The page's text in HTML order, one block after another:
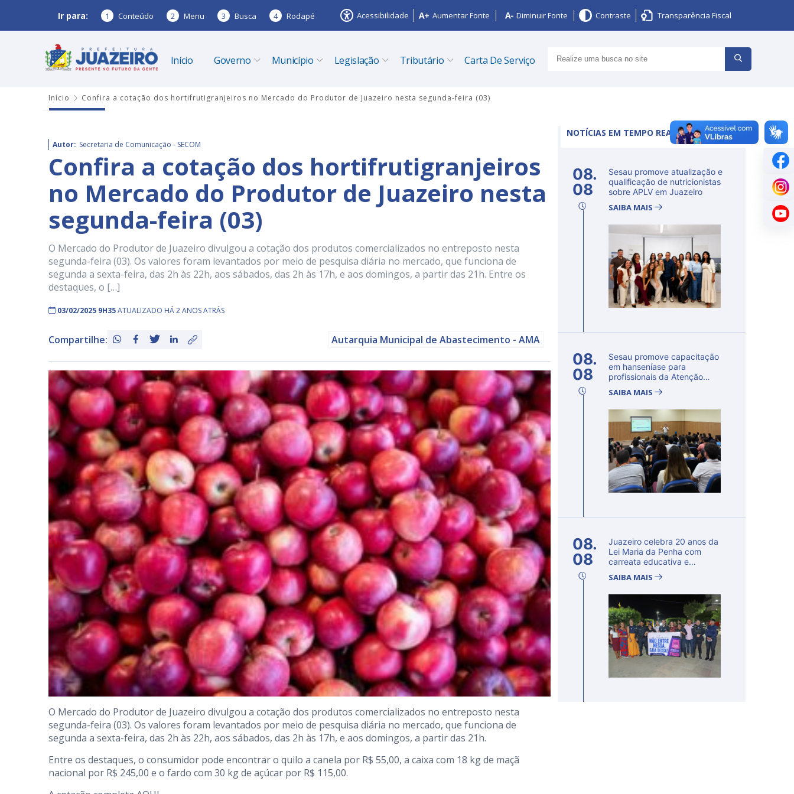
Ir para: 1 Conteúdo 2 Menu 3 Busca 4 Rodapé Acessibilidade Aumentar Fonte Diminuir Fonte Contraste Transparência Fiscal
Início Governo Município Legislação Tributário Carta De Serviço
Início Confira a cotação dos hortifrutigranjeiros no Mercado do Produtor de Juazeiro nesta segunda-feira (03)
Autor: Secretaria de Comunicação - SECOM
Confira a cotação dos hortifrutigranjeiros
no Mercado do Produtor de Juazeiro nesta
segunda-feira (03)
O Mercado do Produtor de Juazeiro divulgou a cotação dos produtos comercializados no entreposto nesta
segunda-feira (03). Os valores foram levantados por meio de pesquisa diária no mercado, que funciona de
segunda a sexta-feira, das 2h às 22h, aos sábados, das 2h às 17h, e aos domingos, a partir das 21h. Entre os
destaques, o […]
03/02/2025 9H35ATUALIZADO HÁ 2 ANOS ATRÁS
Compartilhe: Autarquia Municipal de Abastecimento - AMA
O Mercado do Produtor de Juazeiro divulgou a cotação dos produtos comercializados no entreposto nesta
segunda-feira (03). Os valores foram levantados por meio de pesquisa diária no mercado, que funciona de
segunda a sexta-feira, das 2h às 22h, aos sábados, das 2h às 17h, e aos domingos, a partir das 21h.
Entre os destaques, o consumidor pode encontrar o quilo a canela por R$ 55,00, a caixa com 18 kg de maçã
nacional por R$ 245,00 e o fardo com 30 kg de açúcar por R$ 115,00.
NOTÍCIAS EM TEMPO REAL
08.
08
Sesau promove atualização e
qualificação de nutricionistas
sobre APLV em Juazeiro
SAIBA MAIS
08.
08
Sesau promove capacitação
em hanseníase para
profissionais da Atenção
SAIBA MAIS
08.
08
Juazeiro celebra 20 anos da
Lei Maria da Penha com
carreata educativa e
SAIBA MAIS